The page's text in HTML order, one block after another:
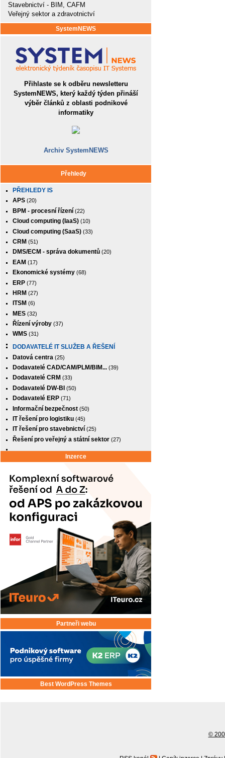
Stavebnictví - BIM, CAFM
Veřejný sektor a zdravotnictví
SystemNEWS
Přihlaste se k odběru newsletteru
SystemNEWS, který každý týden přináší
výběr článků z oblasti podnikové
informatiky
Archiv SystemNEWS
Přehledy
PŘEHLEDY IS
APS (20)
BPM - procesní řízení (22)
Cloud computing (IaaS) (10)
Cloud computing (SaaS) (33)
CRM (51)
DMS/ECM - správa dokumentů (20)
EAM (17)
Ekonomické systémy (68)
ERP (77)
HRM (27)
ITSM (6)
MES (32)
Řízení výroby (37)
WMS (31)
DODAVATELÉ IT SLUŽEB A ŘEŠENÍ
Datová centra (25)
Dodavatelé CAD/CAM/PLM/BIM... (39)
Dodavatelé CRM (33)
Dodavatelé DW-BI (50)
Dodavatelé ERP (71)
Informační bezpečnost (50)
IT řešení pro logistiku (45)
IT řešení pro stavebnictví (25)
Řešení pro veřejný a státní sektor (27)
Inzerce
Partneři webu
Best WordPress Themes
©